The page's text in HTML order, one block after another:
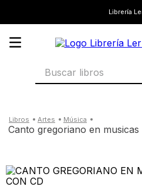
Librería
Buscar libros
artes música
canto gregoriano en